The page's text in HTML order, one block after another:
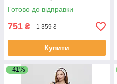
Готово до відправки
751 ₴ 1 359 ₴
Купити
–41%